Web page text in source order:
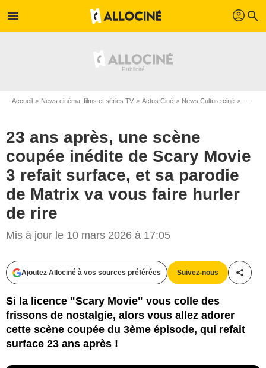
menu profil search
Accueil News cinéma, films et séries TV Actus Ciné News Culture ciné
23 ans après, une scène
coupée inédite de Scary Movie
3 refait surface, et sa parodie
de Matrix va vous faire hurler
de rire
Mis à jour le 10 mars 2026 à 17:05
Ajoutez Allociné à vos sources préférées Suivez-nous
Si la licence "Scary Movie" vous colle des
frissons de nostalgie, alors vous allez adorer
cette scène coupée du 3ème épisode, qui refait
surface 23 ans après !